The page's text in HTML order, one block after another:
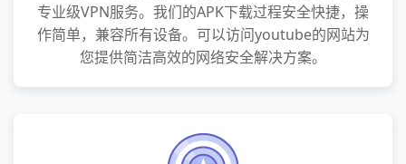
专业级VPN服务。我们的APK下载过程安全快捷，操
作简单，兼容所有设备。可以访问youtube的网站为
您提供简洁高效的网络安全解决方案。